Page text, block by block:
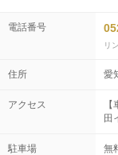
電話番号
リ
住所 愛
アクセス
田
駐車場 無